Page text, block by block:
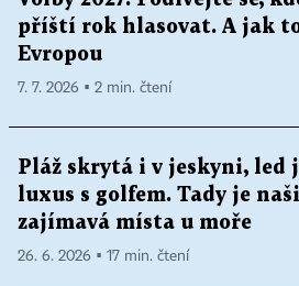
příští rok hlasovat. A jak
Evropou
7. 7. 2026 ▪ 2 min. čtení
Pláž skrytá i v jeskyni, led
luxus s golfem. Tady je
zajímavá místa u moře
26. 6. 2026 ▪ 17 min. čtení